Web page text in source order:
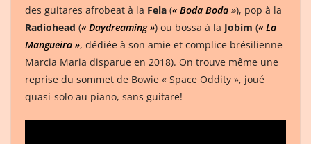
des guitares afrobeat à la Fela (« Boda Boda »), pop à la
Radiohead (« Daydreaming ») ou bossa à la Jobim (« La
Mangueira », dédiée à son amie et complice brésilienne
Marcia Maria disparue en 2018). On trouve même une
reprise du sommet de Bowie « Space Oddity », joué
quasi-solo au piano, sans guitare!